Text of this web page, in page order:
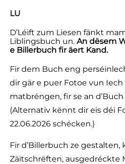
LU
D’Léift zum Liesen fänkt
Liblingsbuch un. An dësem
e Billerbuch fir äert Kand.
Fir dem Buch eng
dir gär e puer Fotoe vun
matbréngen, fir se an
(Alternativ kënnt dir eis déi
22.06.2026 schécken.)
Fir d’Billerbuch ze
Zäitschrëften, ausgedréckte